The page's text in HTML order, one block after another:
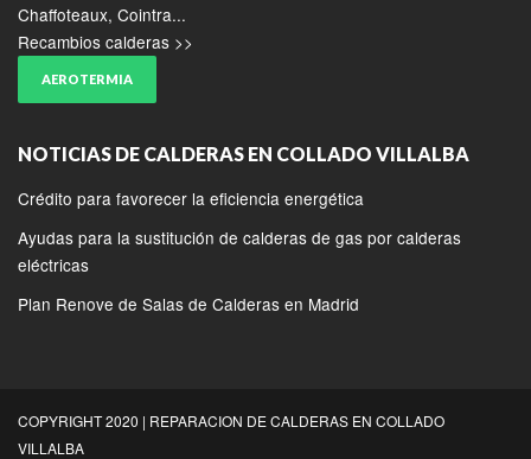
Chaffoteaux, Cointra...
Recambios calderas >>
AEROTERMIA
NOTICIAS DE CALDERAS EN COLLADO VILLALBA
Crédito para favorecer la eficiencia energética
Ayudas para la sustitución de calderas de gas por calderas
eléctricas
Plan Renove de Salas de Calderas en Madrid
COPYRIGHT 2020 | REPARACION DE CALDERAS EN COLLADO
VILLALBA